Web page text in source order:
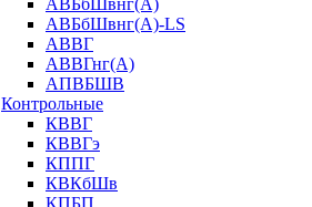
АВБбШвнг(А)
АВБбШвнг(А)-LS
АВВГ
АВВГнг(А)
АПВБШВ
Контрольные
КВВГ
КВВГэ
КППГ
КВКбШв